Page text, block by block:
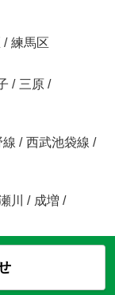
/ 練馬区
/ 三原 /
線 / 西武池袋線 /
川 / 成増 /